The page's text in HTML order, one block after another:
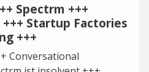
Spectrm +++
+++ Startup Factories
+++
Conversational